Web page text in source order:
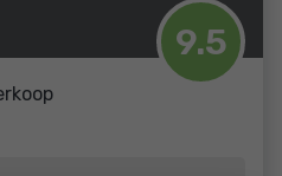
9.5